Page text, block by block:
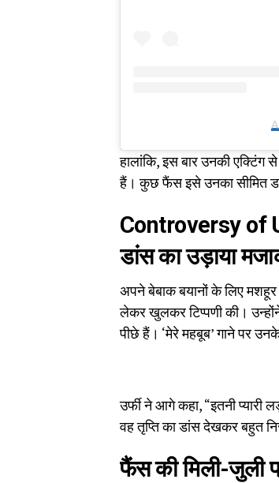
हालांकि, इस बार उनकी एक्टिंग
हैं। कुछ फैंस इसे उनका सीमित
Controversy of
डांस का उड़ाया
अपने बेबाक बयानों के लिए मशहूर
लेकर खुलकर टिप्पणी की।
पीछे हैं। ‘मेरे महबूब’ गाने पर
उर्फी ने आगे कहा, “इतनी
वह तृप्ति का डांस देखकर बहुत
फैंस की मिली-जुली